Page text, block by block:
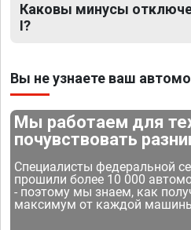
Каковы минусы
I?
Вы не узнаете ваш
Мы работаем для
почувствовать
Специалисты федеральной
прошили более 10 000
- поэтому мы знаем, как
максимум от каждой